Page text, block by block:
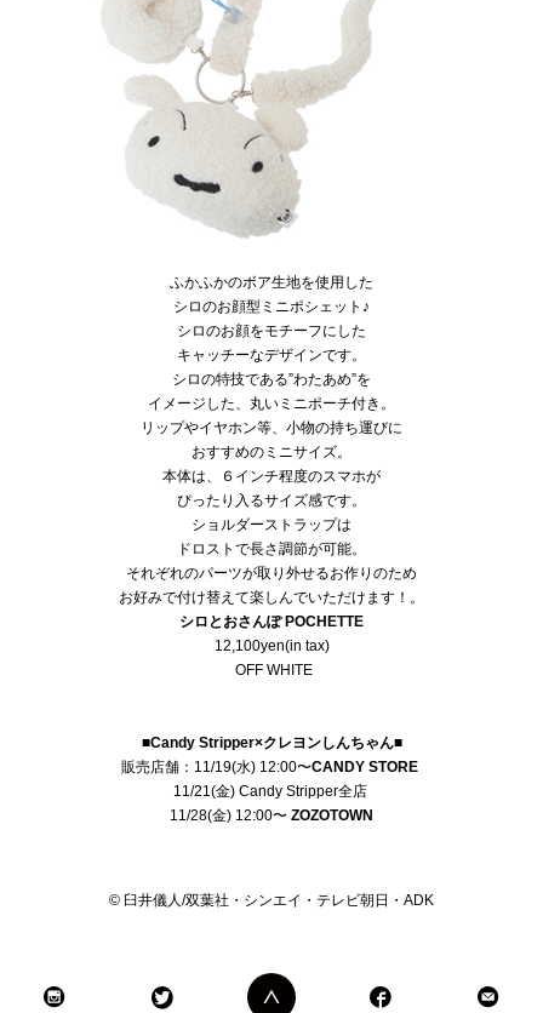
ふかふかのボア生地を使用した
シロのお顔型ミニポシェット♪
シロのお顔をモチーフにした
キャッチーなデザインです。
シロの特技である”わたあめ”を
イメージした、丸いミニポーチ付き。
リップやイヤホン等、小物の持ち運びに
おすすめのミニサイズ。
本体は、６インチ程度のスマホが
ぴったり入るサイズ感です。
ショルダーストラップは
ドロストで長さ調節が可能。
それぞれのパーツが取り外せるお作りのため
お好みで付け替えて楽しんでいただけます！。
シロとおさんぽ POCHETTE
12,100yen(in tax)
OFF WHITE
■Candy Stripper×クレヨンしんちゃん■
販売店舗：11/19(水) 12:00〜CANDY STORE
11/21(金) Candy Stripper全店
11/28(金) 12:00〜 ZOZOTOWN
© 臼井儀人/双葉社・シンエイ・テレビ朝日・ADK